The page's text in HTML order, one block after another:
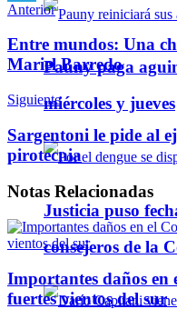
Pauny paga
miércoles y jueves
Justicia puso
consejeros de la
Telegram
Anterior
Entre mundos: Una
Mariel Barredo
Siguiente
Sargentoni le pide al
pirotecnia
Notas Relacionadas
Importantes daños
fuertes vientos del sur